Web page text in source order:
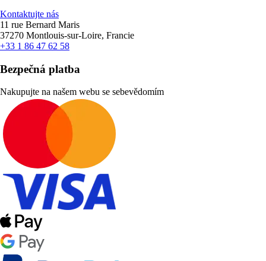
Kontaktujte nás
11 rue Bernard Maris
37270 Montlouis-sur-Loire, Francie
+33 1 86 47 62 58
Bezpečná platba
Nakupujte na našem webu se sebevědomím